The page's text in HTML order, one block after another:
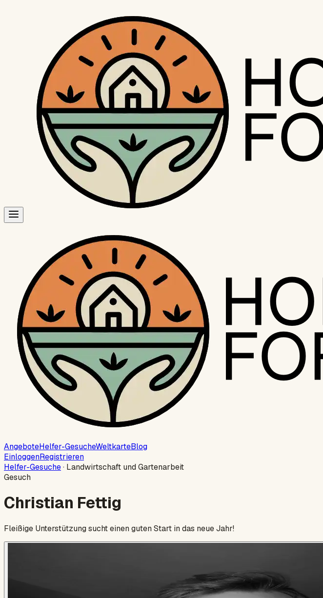
AngeboteHelfer-GesucheWeltkarteBlog
EinloggenRegistrieren
Helfer-Gesuche· Landwirtschaft und Gartenarbeit
Gesuch
Christian Fettig
Fleißige Unterstützung sucht einen guten Start in das neue Jahr!